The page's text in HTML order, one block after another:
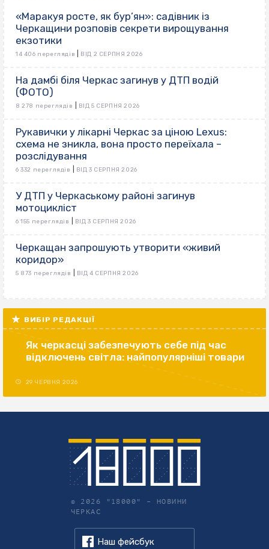
«Маракуя росте, як бур’ян»: садівник із
Черкащини розповів секрети вирощування
екзотики
14 406 переглядів ВІД 2 СЕРПНЯ 2026
На дамбі біля Черкас загинув у ДТП водій
(ФОТО)
8 278 переглядів ВІД 5 СЕРПНЯ 2026
Рукавички у лікарні Черкас за ціною Lexus:
схема не зникла, вона просто переїхала –
розслідування
6 332 переглядів ВІД 3 СЕРПНЯ 2026
У ДТП у Черкаському районі загинув
мотоцикліст
6 155 переглядів ВІД 3 СЕРПНЯ 2026
Черкащан запрошують утворити «живий
коридор»
5 873 переглядів ВІД 4 СЕРПНЯ 2026
ВИБІР РЕДАКЦІЇ
Як черкасці забезпечують себе під час
відключень світла: найпопулярніші товари
29 ЧЕРВНЯ 2026
© 2026 "18000" – НОВИНИ
ЧЕРКАС
Наш фейсбук